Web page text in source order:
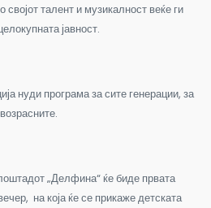
талент и музикалност веќе ги
јавност.
нуди програма за сите генерации, за
„Делфина“ ќе биде првата
на која ќе се прикаже детската